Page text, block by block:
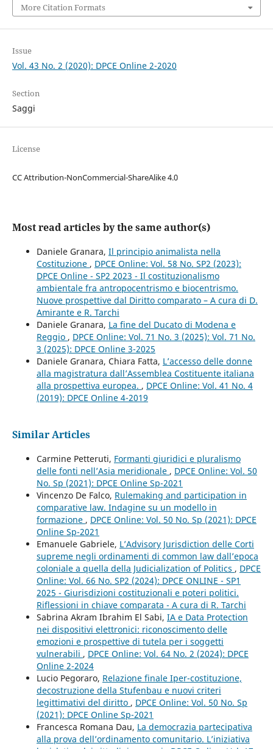
More Citation Formats
Issue
Vol. 43 No. 2 (2020): DPCE Online 2-2020
Section
Saggi
License
CC Attribution-NonCommercial-ShareAlike 4.0
Most read articles by the same author(s)
Daniele Granara, Il principio animalista nella
Costituzione , DPCE Online: Vol. 58 No. SP2 (2023):
DPCE Online - SP2 2023 - Il costituzionalismo
ambientale fra antropocentrismo e biocentrismo.
Nuove prospettive dal Diritto comparato – A cura di D.
Amirante e R. Tarchi
Daniele Granara, La fine del Ducato di Modena e
Reggio , DPCE Online: Vol. 71 No. 3 (2025): Vol. 71 No.
3 (2025): DPCE Online 3-2025
Daniele Granara, Chiara Fatta, L’accesso delle donne
alla magistratura dall’Assemblea Costituente italiana
alla prospettiva europea. , DPCE Online: Vol. 41 No. 4
(2019): DPCE Online 4-2019
Similar Articles
Carmine Petteruti, Formanti giuridici e pluralismo
delle fonti nell’Asia meridionale , DPCE Online: Vol. 50
No. Sp (2021): DPCE Online Sp-2021
Vincenzo De Falco, Rulemaking and participation in
comparative law. Indagine su un modello in
formazione , DPCE Online: Vol. 50 No. Sp (2021): DPCE
Online Sp-2021
Emanuele Gabriele, L’Advisory Jurisdiction delle Corti
supreme negli ordinamenti di common law dall’epoca
coloniale a quella della Judicialization of Politics , DPCE
Online: Vol. 66 No. SP2 (2024): DPCE ONLINE - SP1
2025 - Giurisdizioni costituzionali e poteri politici.
Riflessioni in chiave comparata - A cura di R. Tarchi
Sabrina Akram Ibrahim El Sabi, IA e Data Protection
nei dispositivi elettronici: riconoscimento delle
emozioni e prospettive di tutela per i soggetti
vulnerabili , DPCE Online: Vol. 64 No. 2 (2024): DPCE
Online 2-2024
Lucio Pegoraro, Relazione finale Iper-costituzione,
decostruzione della Stufenbau e nuovi criteri
legittimativi del diritto , DPCE Online: Vol. 50 No. Sp
(2021): DPCE Online Sp-2021
Francesca Romana Dau, La democrazia partecipativa
alla prova dell’ordinamento comunitario. L’iniziativa